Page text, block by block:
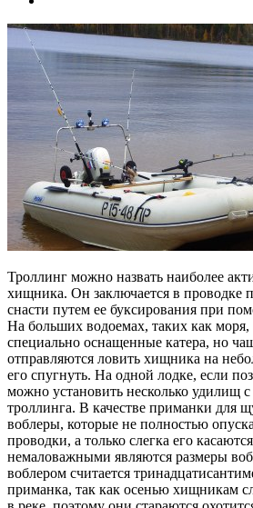
Троллинг можно назвать наиболее
хищника. Он заключается в проводке
снасти путем ее буксирования при
На больших водоемах, таких как моря,
специально оснащенные катера, но
отправляются ловить хищника на
его спугнуть. На одной лодке, если
можно установить несколько удилищ
троллинга. В качестве приманки для
воблеры, которые не полностью
проводки, а только слегка его
немаловажными являются размеры
воблером считается
приманка, так как осенью хищникам